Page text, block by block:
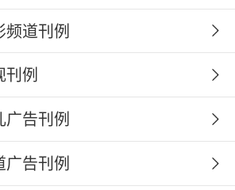
频道刊例
刊例
广告刊例
广告刊例